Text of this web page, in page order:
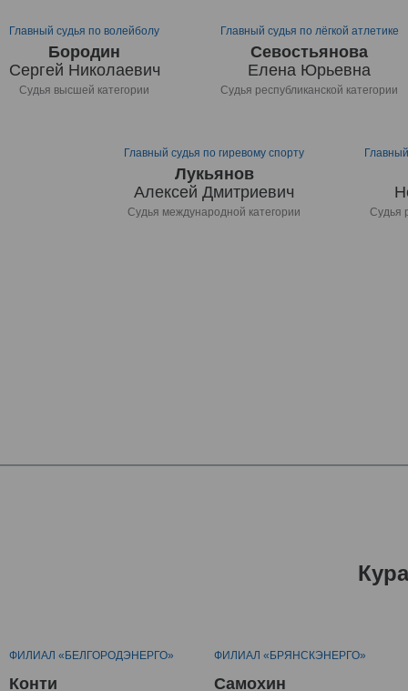
Главный судья по волейболу
Бородин
Сергей Николаевич
Судья высшей категории
Главный судья по лёгкой атлетике
Севостьянова
Елена Юрьевна
Судья республиканской категории
Главный судья по гиревому спорту
Лукьянов
Алексей Дмитриевич
Судья международной категории Судья
ФИЛИАЛ «БЕЛГОРОДЭНЕРГО»
Конти
ФИЛИАЛ «БРЯНСКЭНЕРГО»
Самохин